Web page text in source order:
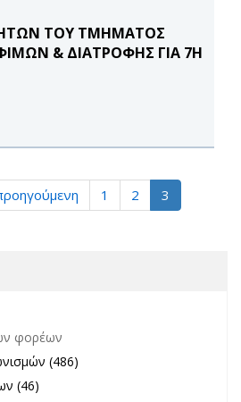
ΤΟΥ ΤΜΗΜΑΤΟΣ
& ΔΙΑΤΡΟΦΗΣ ΓΙΑ 7Η
1 2 3
filter
άλλων φορέων filter
φορέων
filter
(486)
filter
(46)